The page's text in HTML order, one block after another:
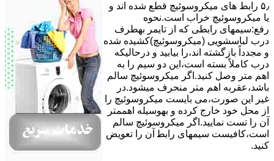
۵٫ رابط های ﻣﯿﮑﺮوﺳﻮﺋﯿﭻ ﻗﻄﻊ شده اند و
ﯾﺎ ﻣﯿﮑﺮوﺳﻮﺋﯿﭻ ﺧﺮاب اﺳﺖ.نحوه
رفع:سیمهای راﺑﻄﯽ ﮐﻪ از ﺗﺎﯾﻤﺮ بهطرف
درب لباسشویی (ﻣﯿﮑﺮوﺳﻮﺋﯿﭻ)کشیده شده
و مجدداً بازگشته اند،را ﺑﯿﺎﺑﯿﺪ و درحالیکه
درب کاملاً ﺑﺴﺘﻪ اﺳﺖ،اﯾﻦ دو ﺳﯿﻢ را ﺑﻪ
اﻫﻢ ﻣﺘﺮ وصل کنید.اﮔﺮ ﻣﯿﮑﺮوﺳﻮﺋﯿﭻ ﺳﺎﻟﻢ
ﺑﺎﺷﺪ،ﻋﻘﺮﺑﻪ اهم متر ﻣﻨﺤﺮف میشود.در
ﻏﯿﺮ اﯾﻦ ﺻﻮرت،می بایست ﻣﯿﮑﺮوﺳﻮﺋﯿﭻ را
از ﻣﺤﻞ خود ﺧﺎرج کرده و بهوسیله اهممتر
آن را ﺗﺴﺖ ﻧﻤﺎﯾﯿﺪ.اﮔﺮ ﻣﯿﮑﺮوﺳﻮﺋﯿﭻ ﺳﺎﻟﻢ
اﺳﺖ،ﮐﺎﻓﯿﺴﺖ سیمهای راﺑﻄ آن را ﺗﻌﻮﯾﺾ
کنید.